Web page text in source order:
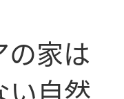
の家は
い自然